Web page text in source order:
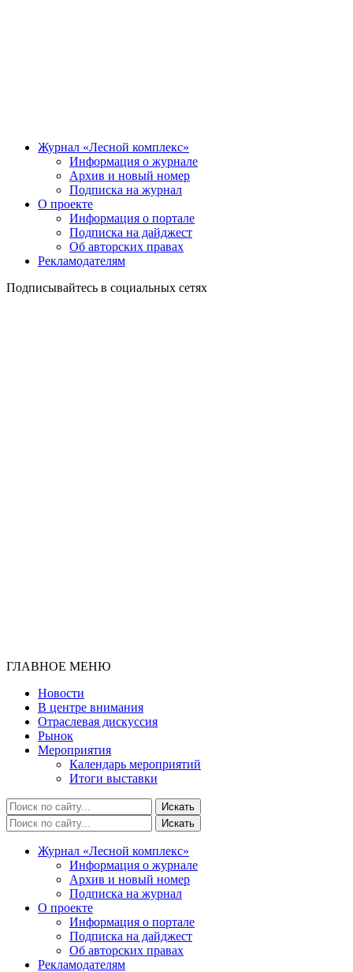
Журнал «Лесной комплекс»
Информация о журнале
Архив и новый номер
Подписка на журнал
О проекте
Информация о портале
Подписка на дайджест
Об авторских правах
Рекламодателям
Подписывайтесь в социальных сетях
ГЛАВНОЕ МЕНЮ
Новости
В центре внимания
Отраслевая дискуссия
Рынок
Мероприятия
Календарь мероприятий
Итоги выставки
Журнал «Лесной комплекс»
Информация о журнале
Архив и новый номер
Подписка на журнал
О проекте
Информация о портале
Подписка на дайджест
Об авторских правах
Рекламодателям